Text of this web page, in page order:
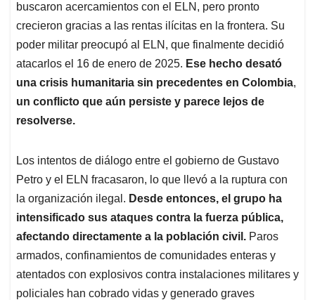
buscaron acercamientos con el ELN, pero pronto
crecieron gracias a las rentas ilícitas en la frontera. Su
poder militar preocupó al ELN, que finalmente decidió
atacarlos el 16 de enero de 2025. Ese hecho desató
una crisis humanitaria sin precedentes en Colombia,
un conflicto que aún persiste y parece lejos de
resolverse.
Los intentos de diálogo entre el gobierno de Gustavo
Petro y el ELN fracasaron, lo que llevó a la ruptura con
la organización ilegal. Desde entonces, el grupo ha
intensificado sus ataques contra la fuerza pública,
afectando directamente a la población civil. Paros
armados, confinamientos de comunidades enteras y
atentados con explosivos contra instalaciones militares y
policiales han cobrado vidas y generado graves